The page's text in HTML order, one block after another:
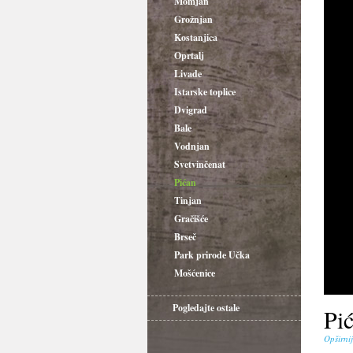
Grožnjan
Kostanjica
Oprtalj
Livade
Istarske toplice
Dvigrad
Bale
Vodnjan
Svetvinčenat
Pićan
Tinjan
Gračišće
Brseč
Park prirode Učka
Mošćenice
Pogledajte ostale